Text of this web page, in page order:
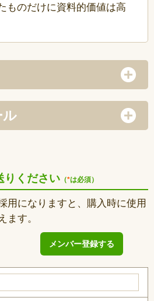
ものだけに資料的価値は高
ル
りください （*は必須）
用になりますと、購入時に使用
ます。
メンバー登録する